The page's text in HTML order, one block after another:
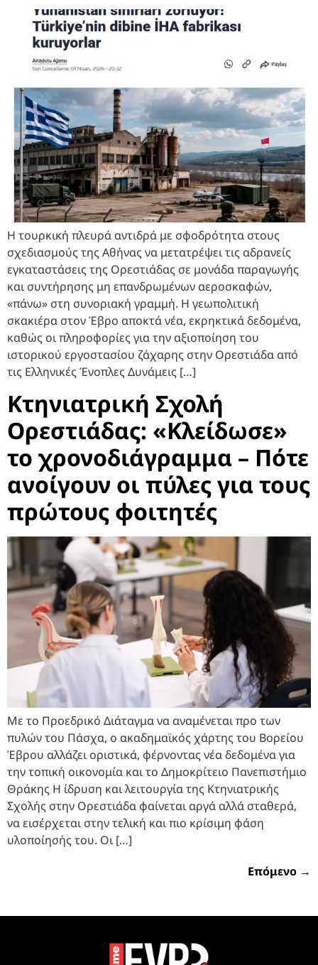
Η τουρκική πλευρά αντιδρά με σφοδρότητα στους
σχεδιασμούς της Αθήνας να μετατρέψει τις αδρανείς
εγκαταστάσεις της Ορεστιάδας σε μονάδα παραγωγής
και συντήρησης μη επανδρωμένων αεροσκαφών,
«πάνω» στη συνοριακή γραμμή. Η γεωπολιτική
σκακιέρα στον Έβρο αποκτά νέα, εκρηκτικά δεδομένα,
καθώς οι πληροφορίες για την αξιοποίηση του
ιστορικού εργοστασίου ζάχαρης στην Ορεστιάδα από
τις Ελληνικές Ένοπλες Δυνάμεις […]
Κτηνιατρική Σχολή
Ορεστιάδας: «Κλείδωσε»
το χρονοδιάγραμμα – Πότε
ανοίγουν οι πύλες για τους
πρώτους φοιτητές
Με το Προεδρικό Διάταγμα να αναμένεται προ των
πυλών του Πάσχα, ο ακαδημαϊκός χάρτης του Βορείου
Έβρου αλλάζει οριστικά, φέρνοντας νέα δεδομένα για
την τοπική οικονομία και το Δημοκρίτειο Πανεπιστήμιο
Θράκης Η ίδρυση και λειτουργία της Κτηνιατρικής
Σχολής στην Ορεστιάδα φαίνεται αργά αλλά σταθερά,
να εισέρχεται στην τελική και πιο κρίσιμη φάση
υλοποίησής του. Οι […]
Επόμενο →